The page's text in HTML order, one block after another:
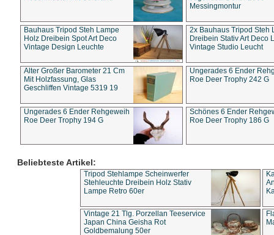
Messingmontur
Bauhaus Tripod Steh Lampe
Holz Dreibein Spot Art Deco
Vintage Design Leuchte
2x Bauhaus Tripod Steh
Dreibein Stativ Art Deco
Vintage Studio Leucht
Alter Großer Barometer 21 Cm
Mit Holzfassung, Glas
Geschliffen Vintage 5319 19
Ungerades 6 Ender
Roe Deer Trophy 242 G
Ungerades 6 Ender Rehgeweih
Roe Deer Trophy 194 G
Schönes 6 Ender
Roe Deer Trophy 186 G
Beliebteste Artikel:
Tripod Stehlampe Scheinwerfer
Stehleuchte Dreibein Holz Stativ
Lampe Retro 60er
Vintage 21 Tlg. Porzellan Teeservice
Japan China Geisha Rot
Goldbemalung 50er